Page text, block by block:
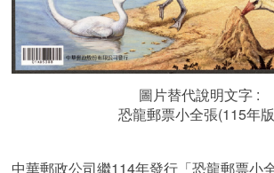
圖片替代說明文字 :
恐龍郵票小全張(115年
中華郵政公司繼114年發行「恐龍郵票小